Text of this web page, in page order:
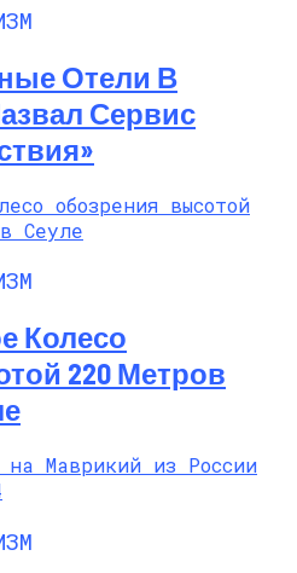
Отели В
Сервис
Колесо
220 Метров